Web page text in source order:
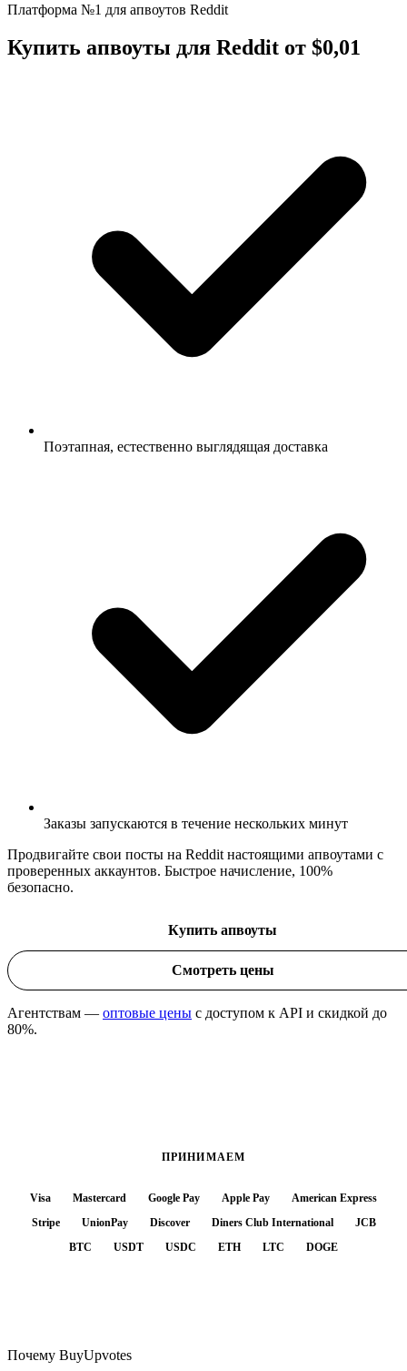
Платформа №1 для апвоутов Reddit
Купить апвоуты для Reddit от $0,01
Поэтапная, естественно выглядящая доставка
Заказы запускаются в течение нескольких минут
Продвигайте свои посты на Reddit настоящими апвоутами с
проверенных аккаунтов. Быстрое начисление, 100%
безопасно.
Купить апвоуты
Смотреть цены
Агентствам — оптовые цены с доступом к API и скидкой до
80%.
ПРИНИМАЕМ
Visa Mastercard Google Pay Apple Pay
American Express
Stripe
UnionPay Discover Diners Club International
JCB
BTC
USDT USDC ETH LTC DOGE
Почему BuyUpvotes